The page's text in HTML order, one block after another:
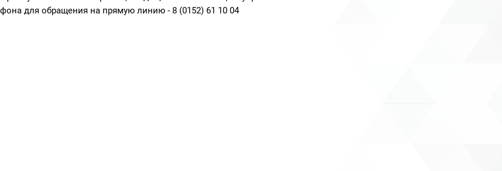
для обращения на прямую линию - 8 (0152) 61 10 04